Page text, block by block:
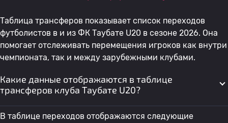
Таблица трансферов показывает список переходов
футболистов в и из ФК Таубате U20 в сезоне 2026. Она
помогает отслеживать перемещения игроков как внутри
чемпионата, так и между зарубежными клубами.
Какие данные отображаются в таблице
трансферов клуба Таубате U20?
В таблице переходов отображаются следующие